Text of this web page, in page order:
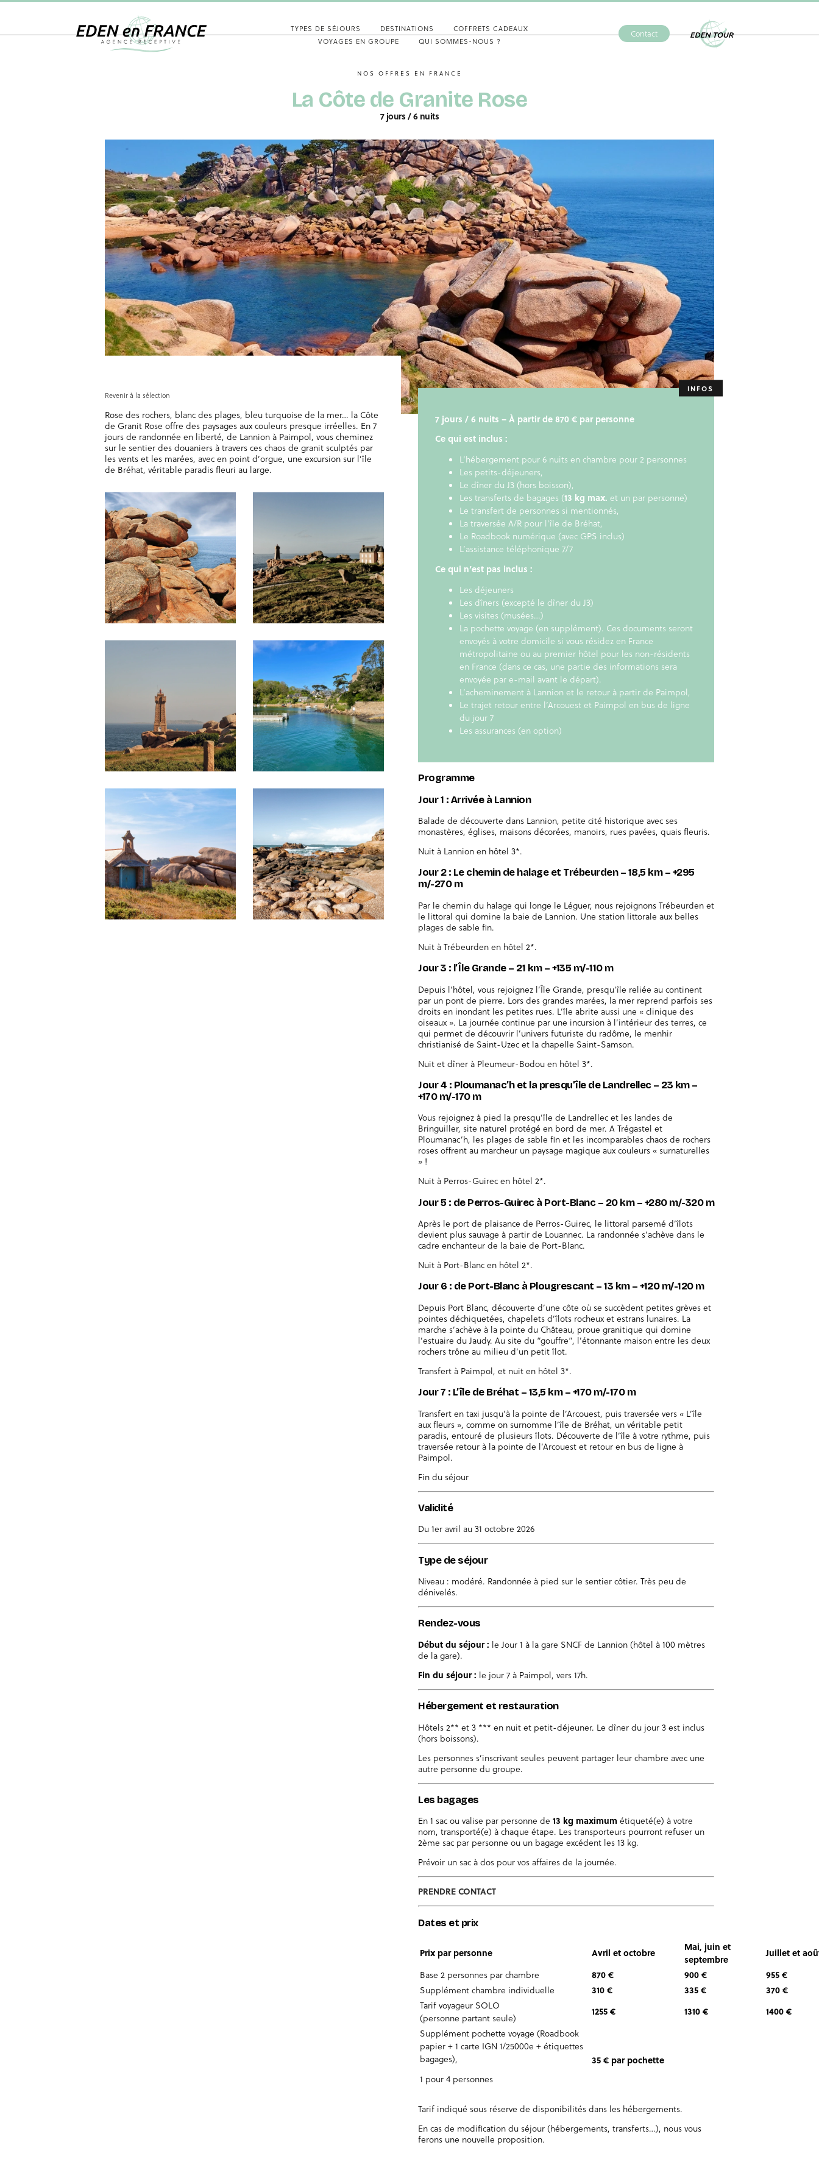
TYPES DE SÉJOURS DESTINATIONS
COFFRETS CADEAUX
VOYAGES EN GROUPE
QUI SOMMES-NOUS ?
Contact
NOS OFFRES EN FRANCE
La Côte de Granite Rose
7 jours / 6 nuits
Revenir à la sélection
Rose des rochers, blanc des plages, bleu turquoise de la mer… la Côte
de Granit Rose offre des paysages aux couleurs presque irréelles. En 7
jours de randonnée en liberté, de Lannion à Paimpol, vous cheminez
sur le sentier des douaniers à travers ces chaos de granit sculptés par
les vents et les marées, avec en point d’orgue, une excursion sur l’île
de Bréhat, véritable paradis fleuri au large.
7 jours / 6 nuits – À partir de 870 € par personne
Ce qui est inclus :
L’hébergement pour 6 nuits en chambre pour 2 personnes
Les petits-déjeuners,
Le dîner du J3 (hors boisson),
Les transferts de bagages (13 kg max. et un par personne)
Le transfert de personnes si mentionnés,
La traversée A/R pour l’île de Bréhat,
Le Roadbook numérique (avec GPS inclus)
L’assistance téléphonique 7/7
Ce qui n’est pas inclus :
Les déjeuners
Les dîners (excepté le dîner du J3)
Les visites (musées…)
La pochette voyage (en supplément). Ces documents seront
envoyés à votre domicile si vous résidez en France
métropolitaine ou au premier hôtel pour les non-résidents
en France (dans ce cas, une partie des informations sera
envoyée par e-mail avant le départ).
L’acheminement à Lannion et le retour à partir de Paimpol,
Le trajet retour entre l’Arcouest et Paimpol en bus de ligne
du jour 7
Les assurances (en option)
Programme
Jour 1 : Arrivée à Lannion
Balade de découverte dans Lannion, petite cité historique avec ses
monastères, églises, maisons décorées, manoirs, rues pavées, quais fleuris.
Nuit à Lannion en hôtel 3*.
Jour 2 : Le chemin de halage et Trébeurden – 18,5 km – +295
m/-270 m
Par le chemin du halage qui longe le Léguer, nous rejoignons Trébeurden et
le littoral qui domine la baie de Lannion. Une station littorale aux belles
plages de sable fin.
Nuit à Trébeurden en hôtel 2*.
Jour 3 : l’Île Grande – 21 km – +135 m/-110 m
Depuis l’hôtel, vous rejoignez l’Île Grande, presqu’île reliée au continent
par un pont de pierre. Lors des grandes marées, la mer reprend parfois ses
droits en inondant les petites rues. L’île abrite aussi une « clinique des
oiseaux ». La journée continue par une incursion à l’intérieur des terres, ce
qui permet de découvrir l’univers futuriste du radôme, le menhir
christianisé de Saint-Uzec et la chapelle Saint-Samson.
Nuit et dîner à Pleumeur-Bodou en hôtel 3*.
Jour 4 : Ploumanac’h et la presqu’île de Landrellec – 23 km –
+170 m/-170 m
Vous rejoignez à pied la presqu’île de Landrellec et les landes de
Bringuiller, site naturel protégé en bord de mer. A Trégastel et
Ploumanac’h, les plages de sable fin et les incomparables chaos de rochers
roses offrent au marcheur un paysage magique aux couleurs « surnaturelles
» !
Nuit à Perros-Guirec en hôtel 2*.
Jour 5 : de Perros-Guirec à Port-Blanc – 20 km – +280 m/-320 m
Après le port de plaisance de Perros-Guirec, le littoral parsemé d’îlots
devient plus sauvage à partir de Louannec. La randonnée s’achève dans le
cadre enchanteur de la baie de Port-Blanc.
Nuit à Port-Blanc en hôtel 2*.
Jour 6 : de Port-Blanc à Plougrescant – 13 km – +120 m/-120 m
Depuis Port Blanc, découverte d’une côte où se succèdent petites grèves et
pointes déchiquetées, chapelets d’îlots rocheux et estrans lunaires. La
marche s’achève à la pointe du Château, proue granitique qui domine
l’estuaire du Jaudy. Au site du “gouffre”, l’étonnante maison entre les deux
rochers trône au milieu d’un petit îlot.
Transfert à Paimpol, et nuit en hôtel 3*.
Jour 7 : L’île de Bréhat – 13,5 km – +170 m/-170 m
Transfert en taxi jusqu’à la pointe de l’Arcouest, puis traversée vers « L’île
aux fleurs », comme on surnomme l’île de Bréhat, un véritable petit
paradis, entouré de plusieurs îlots. Découverte de l’île à votre rythme, puis
traversée retour à la pointe de l’Arcouest et retour en bus de ligne à
Paimpol.
Fin du séjour
Validité
Du 1er avril au 31 octobre 2026
Type de séjour
Niveau : modéré. Randonnée à pied sur le sentier côtier. Très peu de
dénivelés.
Rendez-vous
Début du séjour : le Jour 1 à la gare SNCF de Lannion (hôtel à 100 mètres
de la gare).
Fin du séjour : le jour 7 à Paimpol, vers 17h.
Hébergement et restauration
Hôtels 2** et 3 *** en nuit et petit-déjeuner. Le dîner du jour 3 est inclus
(hors boissons).
Les personnes s’inscrivant seules peuvent partager leur chambre avec une
autre personne du groupe.
Les bagages
En 1 sac ou valise par personne de 13 kg maximum étiqueté(e) à votre
nom, transporté(e) à chaque étape. Les transporteurs pourront refuser un
2ème sac par personne ou un bagage excédent les 13 kg.
Prévoir un sac à dos pour vos affaires de la journée.
PRENDRE CONTACT
Dates et prix
Prix par personne Avril et octobre
Mai, juin et
septembre
Juillet et
Base 2 personnes par chambre
870 € 900 €
955 €
Supplément chambre individuelle
310 € 335 €
370 €
Tarif voyageur SOLO
(personne partant seule)
1255 € 1310 €
1400 €
Supplément pochette voyage (Roadbook
papier + 1 carte IGN 1/25000e + étiquettes
bagages),
1 pour 4 personnes
35 € par pochette
Tarif indiqué sous réserve de disponibilités dans les hébergements.
En cas de modification du séjour (hébergements, transferts…), nous vous
ferons une nouvelle proposition.